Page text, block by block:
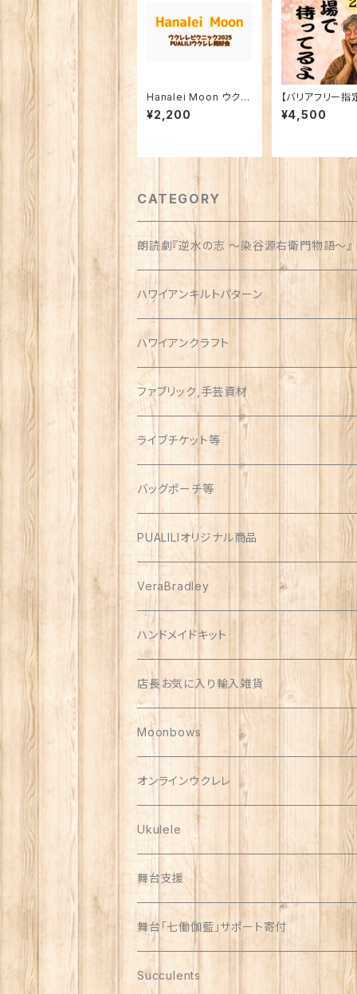
Hanalei Moon ウクレ
レピクニック2025 課題
曲資料
¥2,200
【バリアフリー指
朗読劇「逆水の
谷源右衛門物語
¥4,500
CATEGORY
朗読劇『逆水の志 〜染谷源右衛門物語〜』
ハワイアンキルトパターン
ウォールサイズ（約1m）
ハワイアンクラフト
ファブリック,手芸資材
ハワイアン
オックス
アソート
ライブチケット等
バッグポーチ等
PUALILIオリジナル商品
プアリリグッズ
しんのす家グッズ
ハンドメイド品
VeraBradley
ハンドメイドキット
店長お気に入り輸入雑貨
Polish Pottery
Vera Bradley
Moonbows
オンラインウクレレ
Ukulele
舞台支援
舞台「七働伽藍」サポート寄付
Succulents